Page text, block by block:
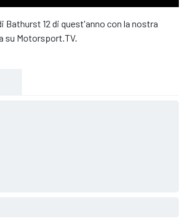
Bathurst 12 di quest'anno con la nostra
su Motorsport.TV.